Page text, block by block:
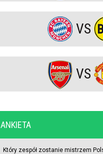
Arsenal Londyn. Kanonierzy znów
Amerykański sen. Polacy w MLS
musiał gonić w rewanżu (VIDEO)
PZPN będzie miał kłopoty? Stracił
Rozczarowali w tamtym sezonie
gwiazdy, ale ogłosili nazwisko
Spędzili w zespole tylko jeden sezon
VS
VS
ANKIETA
Który zespół zostanie mistrzem